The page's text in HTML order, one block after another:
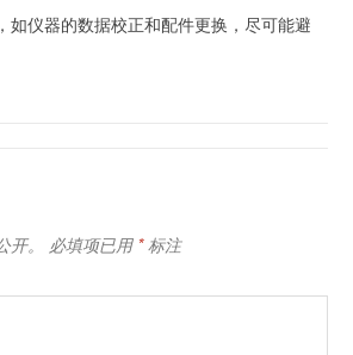
如仪器的数据校正和配件更换，尽可能避
。 必填项已用 *标注